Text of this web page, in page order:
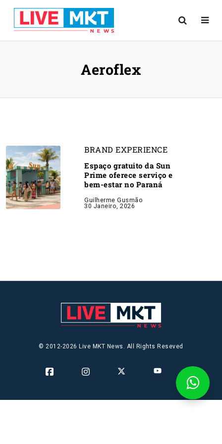
Aeroflex
BRAND EXPERIENCE
Espaço gratuito da Sun
Prime oferece serviço e
bem-estar no Paraná
Guilherme Gusmão
30 Janeiro, 2026
© 2012-2026 Live MKT News. All Rights Reseved